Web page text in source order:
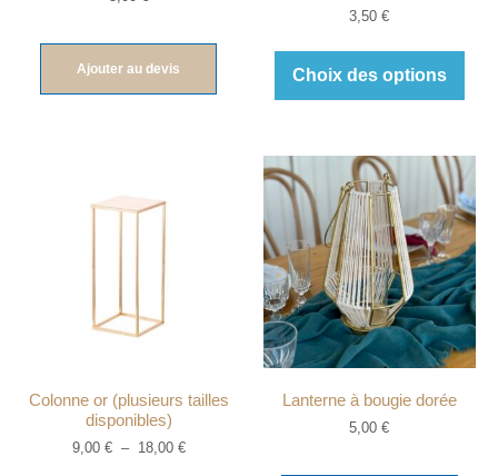
Ajouter au devis
3,50€
Choix des options
Colonne or (plusieurs tailles
disponibles)
9,00 € – 18,00 €
Lanterne à bougie dorée
5,00€